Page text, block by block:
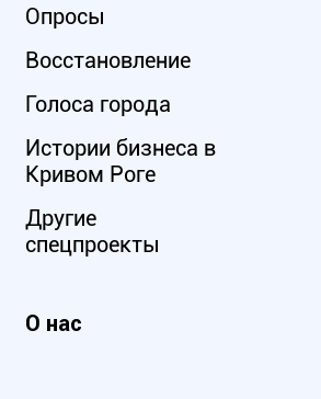
Опросы
Восстановление
Голоса города
Истории бизнеса в
Кривом Роге
Другие
спецпроекты
О нас